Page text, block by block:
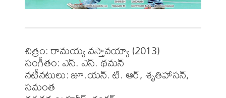
చిత్రం: రామయ్య వస్తావయ్యా (2013)
సంగీతం: ఎస్. ఎస్. థమన్
నటీనటులు: జూ.యన్. టి. ఆర్, శృతిహాసన్,
సమంత